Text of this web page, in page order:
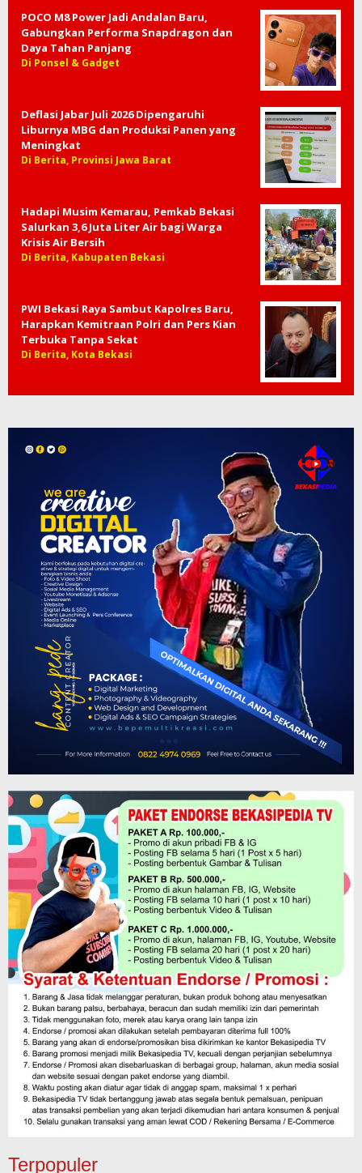
POCO M8 Power Jadi Andalan Baru,
Gabungkan Performa Snapdragon dan
Daya Tahan Panjang
Di Ponsel & Gadget
Deflasi Jabar Juli 2026 Dipengaruhi
Liburnya MBG dan Produksi Panen yang
Meningkat
Di Berita, Provinsi Jawa Barat
Hadapi Musim Kemarau, Pemkab Bekasi
Salurkan 3,6 Juta Liter Air bagi Warga
Krisis Air Bersih
Di Berita, Kabupaten Bekasi
PWI Bekasi Raya Sambut Kapolres Baru,
Harapkan Kemitraan Polri dan Pers Kian
Terbuka Tanpa Sekat
Di Berita, Kota Bekasi
Terpopuler